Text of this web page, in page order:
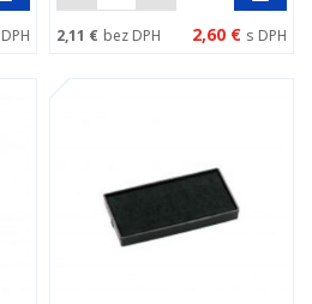
2,11 € bez DPH 2,60 € s DPH